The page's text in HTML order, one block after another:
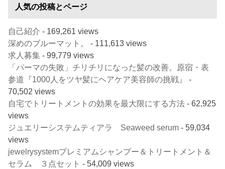
人気の投稿とページ
自己紹介 - 169,261 views
深めのブルーマット。
- 111,613 views
求人募集 - 99,779 views
「パーマの失敗」チリチリになった髪の改善。原宿・表
参道『1000人をツヤ髪にヘアケア美容師の挑戦』
-
70,502 views
自宅でトリートメントの効果を最大限にする方法 - 62,925
views
ジュエリーシステムティアラ Seaweed serum - 59,034
views
jewelrysystemプレミアムシャンプー＆トリートメント＆
セラム ３点セット - 54,009 views